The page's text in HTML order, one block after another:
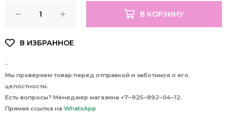
В КОРЗИНУ
-
Мы проверяем товар перед отправкой и заботимся о его
целостности.
Есть вопросы? Менеджер магазина +7‒925‒892‒04‒12.
Прямая ссылка на WhatsApp